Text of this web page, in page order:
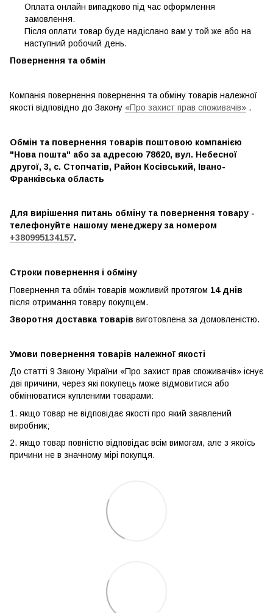
Оплата онлайн випадково під час оформлення
замовлення.
Після оплати товар буде надіслано вам у той же або на
наступний робочий день.
Повернення та обмін
Компанія повернення повернення та обміну товарів належної
якості відповідно до Закону «Про захист прав споживачів» .
Обмін та повернення товарів поштовою компанією
"Нова пошта" або за адресою 78620, вул. Небесної
другої, 3, с. Стопчатів, Район Косівський, Івано-
Франківська область
Для вирішення питань обміну та повернення товару -
телефонуйте нашому менеджеру за номером
+380995134157.
Строки повернення і обміну
Повернення та обмін товарів можливий протягом 14 днів
після отримання товару покупцем.
Зворотня доставка товарів виготовлена ​​за домовленістю.
Умови повернення товарів належної якості
До статті 9 Закону України «Про захист прав споживачів» існує
дві причини, через які покупець може відмовитися або
обмінюватися купленими товарами:
1. якщо товар не відповідає якості про який заявлений
виробник;
2. якщо товар повністю відповідає всім вимогам, але з якоїсь
причини не в значному мірі покупця.